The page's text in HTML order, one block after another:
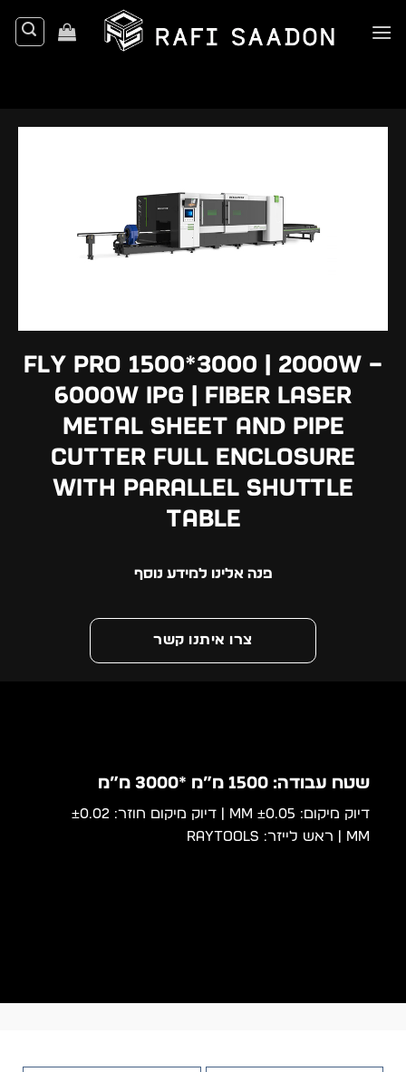
to
FLY PRO 1500*3000 | 2000W –
6000W IPG | Fiber Laser
Metal Sheet and Pipe
Cutter Full Enclosure
with Parallel Shuttle
Table
פנה אלינו למידע נוסף
צרו איתנו קשר
שטח עבודה: 1500 מ”מ *3000 מ”מ
דיוק מיקום: ±0.05 mm | דיוק מיקום חוזר: ±0.02
mm | ראש לייזר: Raytools